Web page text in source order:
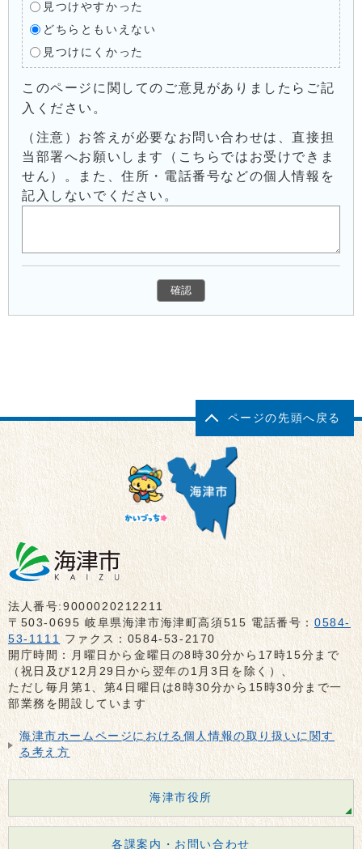
見つけやすかった
どちらともいえない
見つけにくかった
このページに関してのご意見がありましたらご記
入ください。
（注意）お答えが必要なお問い合わせは、直接担
当部署へお願いします（こちらではお受けできま
せん）。また、住所・電話番号などの個人情報を
記入しないでください。
ページの先頭へ戻る
法人番号:9000020212211
〒503-0695 岐阜県海津市海津町高須515 電話番号：0584-
53-1111 ファクス：0584-53-2170
開庁時間：月曜日から金曜日の8時30分から17時15分まで
（祝日及び12月29日から翌年の1月3日を除く）、
ただし毎月第1、第4日曜日は8時30分から15時30分まで一
部業務を開設しています
海津市ホームページにおける個人情報の取り扱いに関す
る考え方
海津市役所
各課案内・お問い合わせ